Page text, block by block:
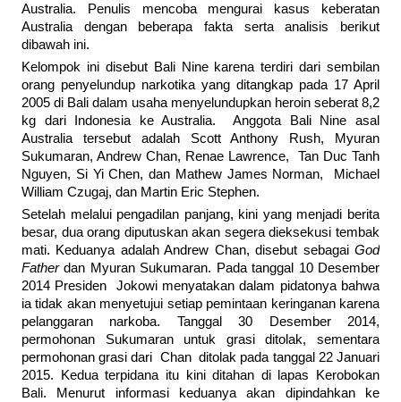
Australia. Penulis mencoba mengurai kasus keberatan
Australia dengan beberapa fakta serta analisis berikut
dibawah ini.
Kelompok ini disebut Bali Nine karena terdiri dari sembilan
orang penyelundup narkotika yang ditangkap pada 17 April
2005 di Bali dalam usaha menyelundupkan heroin seberat 8,2
kg dari Indonesia ke Australia. Anggota Bali Nine asal
Australia tersebut adalah Scott Anthony Rush, Myuran
Sukumaran, Andrew Chan, Renae Lawrence, Tan Duc Tanh
Nguyen, Si Yi Chen, dan Mathew James Norman, Michael
William Czugaj, dan Martin Eric Stephen.
Setelah melalui pengadilan panjang, kini yang menjadi berita
besar, dua orang diputuskan akan segera dieksekusi tembak
mati. Keduanya adalah Andrew Chan, disebut sebagai God
Fatherdan Myuran Sukumaran. Pada tanggal 10 Desember
2014 Presiden Jokowi menyatakan dalam pidatonya bahwa
ia tidak akan menyetujui setiap pemintaan keringanan karena
pelanggaran narkoba. Tanggal 30 Desember 2014,
permohonan Sukumaran untuk grasi ditolak, sementara
permohonan grasi dari Chan ditolak pada tanggal 22 Januari
2015. Kedua terpidana itu kini ditahan di lapas Kerobokan
Bali. Menurut informasi keduanya akan dipindahkan ke